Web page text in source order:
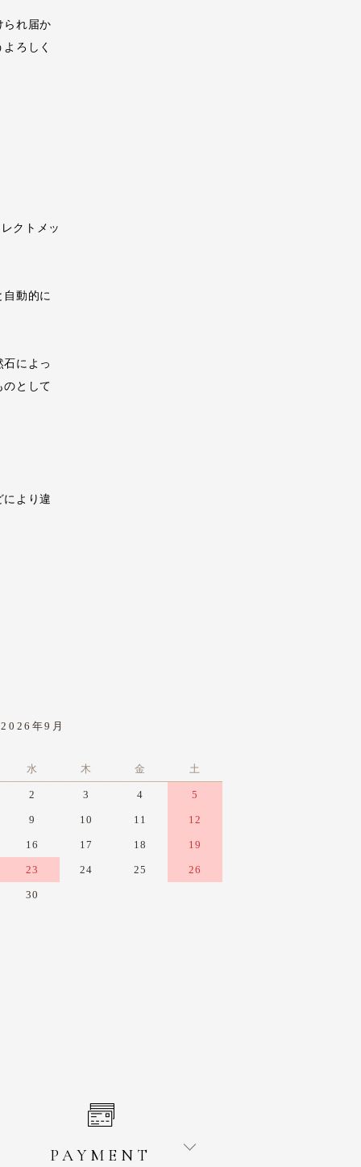
られ届か
ろしく
クトメッ
自動的に
によっ
として
により違
2026年9月
水 木 金 土
2 3 4 5
9 10 11 12
16 17 18 19
23 24 25 26
30
PAYMENT